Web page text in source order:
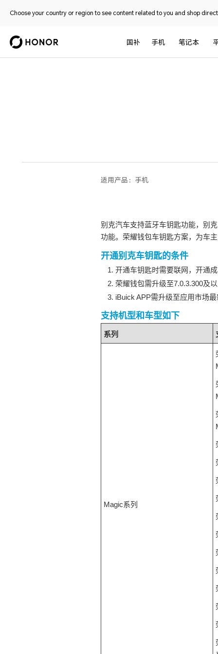
Choose your country or region to see content related to you and shop
国补 手机 笔记本
适用产品： 手机
别克汽车支持蓝牙车钥匙功能，别
功能。荣耀钱包车钥匙方案，为车
开通别克车钥匙的条件
开通车钥匙时需要联网，开通
荣耀钱包需升级至7.0.3.300及
iBuick APP需升级至应用市场
支持机型和车型如下
系列
Magic系列